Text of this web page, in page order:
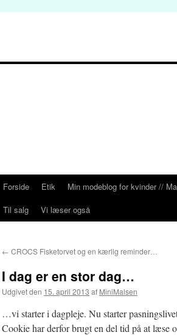
HopForside Etik Min modeblog for kvinder //
Til salg
Vi læser også
← CROCS Fisketorvet og en kærlig reminder…
I dag er en stor dag…
Udgivet den 15. april 2013 af MiniMalsen
…vi starter i dagpleje. Nu starter
Cookie har derfor brugt en del tid på at læse